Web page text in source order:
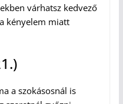
várhatsz kedvező
kényelem miatt
a szokásosnál is